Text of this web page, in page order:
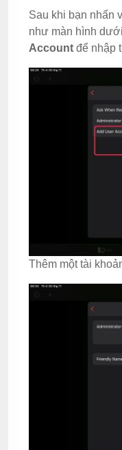
Sau khi bạn nhấn
như màn hình
Account để nhập
Thêm một tài